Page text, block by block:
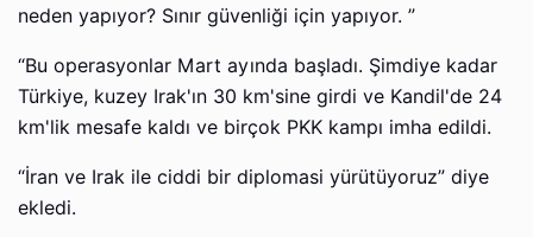
neden yapıyor? Sınır güvenliği için yapıyor. ”
“Bu operasyonlar Mart ayında başladı. Şimdiye kadar
Türkiye, kuzey Irak'ın 30 km'sine girdi ve Kandil'de 24
km'lik mesafe kaldı ve birçok PKK kampı imha edildi.
“İran ve Irak ile ciddi bir diplomasi yürütüyoruz” diye
ekledi.